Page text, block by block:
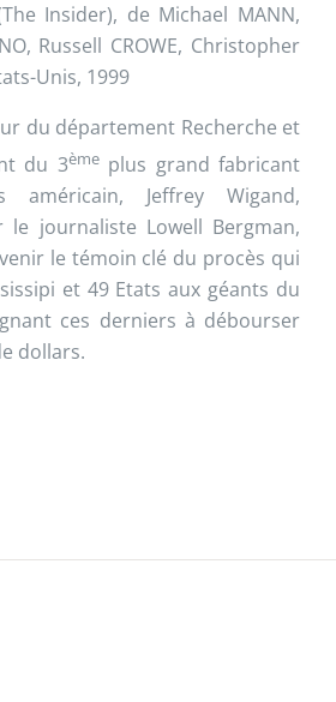
Insider), de Michael MANN,
Russell CROWE, Christopher
Unis, 1999
du département Recherche et
du 3èmeplus grand fabricant
américain, Jeffrey Wigand,
le journaliste Lowell Bergman,
le témoin clé du procès qui
et 49 Etats aux géants du
ces derniers à débourser
dollars.